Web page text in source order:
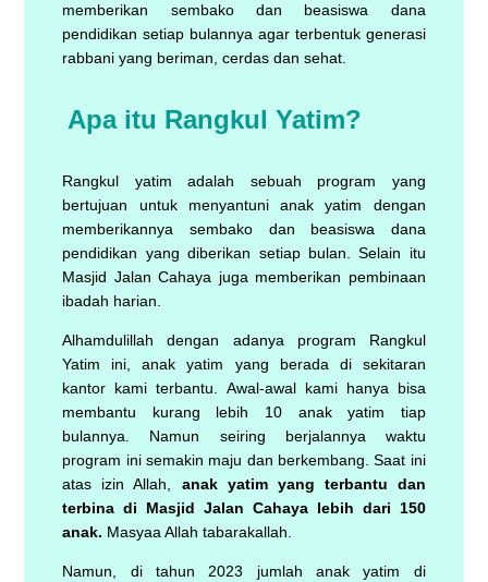
memberikan sembako dan beasiswa dana
pendidikan setiap bulannya agar terbentuk generasi
rabbani yang beriman, cerdas dan sehat.
Apa itu Rangkul Yatim?
Rangkul yatim adalah sebuah program yang
bertujuan untuk menyantuni anak yatim dengan
memberikannya sembako dan beasiswa dana
pendidikan yang diberikan setiap bulan. Selain itu
Masjid Jalan Cahaya juga memberikan pembinaan
ibadah harian.
Alhamdulillah dengan adanya program Rangkul
Yatim ini, anak yatim yang berada di sekitaran
kantor kami terbantu. Awal-awal kami hanya bisa
membantu kurang lebih 10 anak yatim tiap
bulannya. Namun seiring berjalannya waktu
program ini semakin maju dan berkembang. Saat ini
atas izin Allah, anak yatim yang terbantu dan
terbina di Masjid Jalan Cahaya lebih dari 150
anak. Masyaa Allah tabarakallah.
Namun, di tahun 2023 jumlah anak yatim di